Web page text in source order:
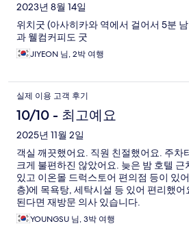
2023년 8월 14일
위치굿 (아사히카와 역에서 걸어서 5분
과 웰컴커피도 굿
JIYEON 님, 2박 여행
실제 이용 고객 후기
10/10 - 최고예요
2025년 11월 2일
객실 깨끗했어요. 직원 친절했어요. 주차
크게 불편하진 않았어요. 늦은 밤 호텔 근
있고 이온몰 드럭스토어 편의점 등이 있
층)에 목욕탕, 세탁시설 등 있어 편리했
된다면 재방문 의사 있습니다.
YOUNGSU 님, 3박 여행